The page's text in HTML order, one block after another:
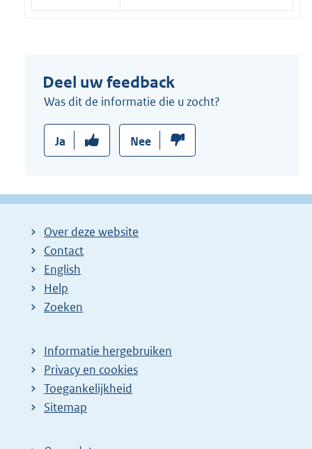
Deel uw feedback
Was dit de informatie die u zocht?
Ja Nee
Over deze website
Contact
English
Help
Zoeken
Informatie hergebruiken
Privacy en cookies
Toegankelijkheid
Sitemap